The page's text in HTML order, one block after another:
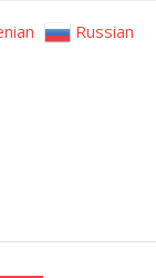
Russian